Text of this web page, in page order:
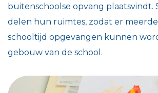
buitenschoolse opvang plaatsvindt.
delen hun ruimtes, zodat er
schooltijd opgevangen kunnen
gebouw van de school.